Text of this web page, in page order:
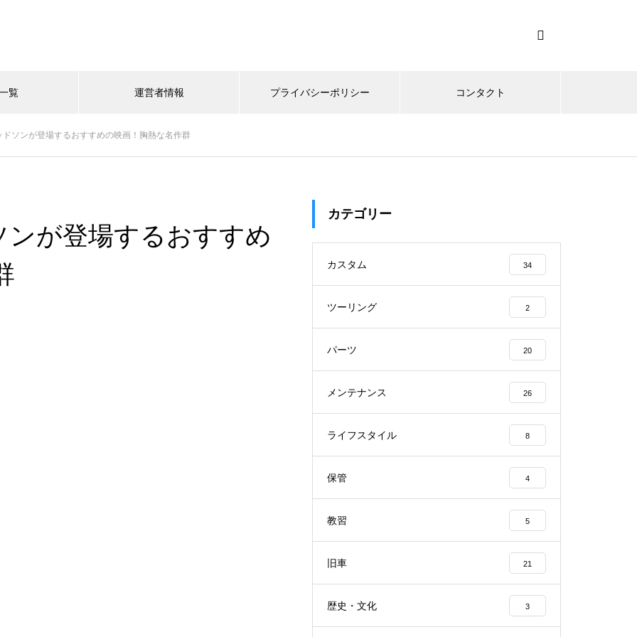
覧 運営者情報 プライバシーポリシー コンタクト
ソンが登場するおすすめの映画！胸熱な名作群
が登場するおすすめ
カテゴリー
カスタム 34
ツーリング 2
パーツ 20
メンテナンス 26
ライフスタイル 8
保管 4
教習 5
旧車 21
歴史・文化 3